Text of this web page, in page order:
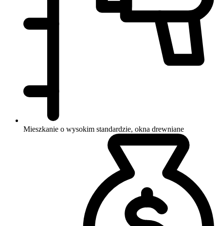
Mieszkanie o wysokim standardzie, okna drewniane